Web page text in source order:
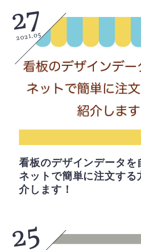
27
2021.05
看板のデザインデータを
ネットで簡単に注文する
介します！
25